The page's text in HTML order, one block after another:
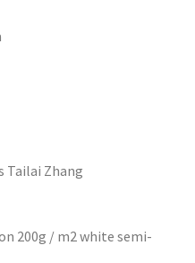
Zhang
200g / m2 white semi-